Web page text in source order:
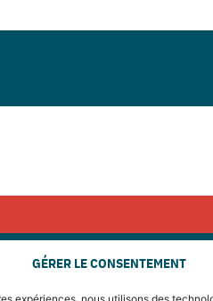
GÉRER LE CONSENTEMENT